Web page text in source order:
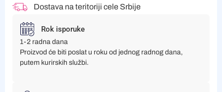
Dostava na teritoriji cele Srbije
Rok isporuke
1-2 radna dana
Proizvod će biti poslat u roku od jednog radnog dana,
putem kurirskih službi.